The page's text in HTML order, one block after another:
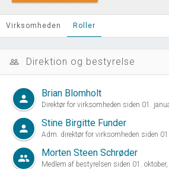
Virksomheden Roller
people_outline Direktion og bestyrelse
person Brian Blomholt
Direktør for virksomheden siden 01.
person Stine Birgitte Funder
Adm. direktør for virksomheden siden
group Morten Steen Schrøder
Medlem af bestyrelsen siden 01.